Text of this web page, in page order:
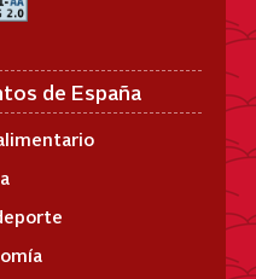
de España